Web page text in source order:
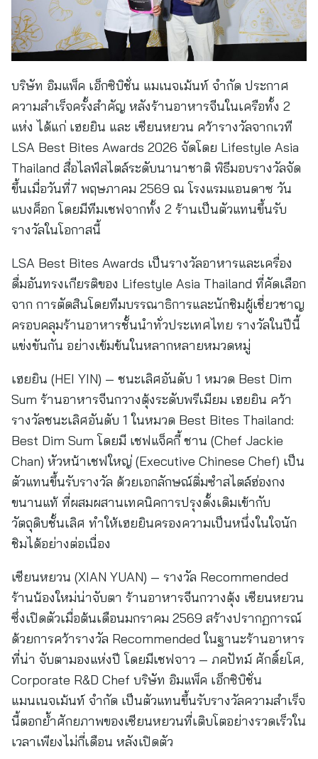
บริษัท อิมแพ็ค เอ็กซิบิชั่น แมเนจเม้นท์ จำกัด ประกาศ
ความสำเร็จครั้งสำคัญ หลังร้านอาหารจีนในเครือทั้ง 2
แห่ง ได้แก่ เฮยยิน และ เซียนหยวน คว้ารางวัลจากเวที
LSA Best Bites Awards 2026 จัดโดย Lifestyle Asia
Thailand สื่อไลฟ์สไตล์ระดับนานาชาติ พิธีมอบรางวัลจัด
ขึ้นเมื่อวันที่7 พฤษภาคม 2569 ณ โรงแรมแอนดาซ วัน
แบงค็อก โดยมีทีมเชฟจากทั้ง 2 ร้านเป็นตัวแทนขึ้นรับ
รางวัลในโอกาสนี้
LSA Best Bites Awards เป็นรางวัลอาหารและเครื่อง
ดื่มอันทรงเกียรติของ Lifestyle Asia Thailand ที่คัดเลือก
จาก การตัดสินโดยทีมบรรณาธิการและนักชิมผู้เชี่ยวชาญ
ครอบคลุมร้านอาหารชั้นนำทั่วประเทศไทย รางวัลในปีนี้
แข่งขันกัน อย่างเข้มข้นในหลากหลายหมวดหมู่
เฮยยิน (HEI YIN) — ชนะเลิศอันดับ 1 หมวด Best Dim
Sum ร้านอาหารจีนกวางตุ้งระดับพรีเมียม เฮยยิน คว้า
รางวัลชนะเลิศอันดับ 1 ในหมวด Best Bites Thailand:
Best Dim Sum โดยมี เชฟแจ็คกี้ ชาน (Chef Jackie
Chan) หัวหน้าเชฟใหญ่ (Executive Chinese Chef) เป็น
ตัวแทนขึ้นรับรางวัล ด้วยเอกลักษณ์ติ่มซำสไตล์ฮ่องกง
ขนานแท้ ที่ผสมผสานเทคนิคการปรุงดั้งเดิมเข้ากับ
วัตถุดิบชั้นเลิศ ทำให้เฮยยินครองความเป็นหนึ่งในใจนัก
ชิมได้อย่างต่อเนื่อง
เซียนหยวน (XIAN YUAN) — รางวัล Recommended
ร้านน้องใหม่น่าจับตา ร้านอาหารจีนกวางตุ้ง เซียนหยวน
ซึ่งเปิดตัวเมื่อต้นเดือนมกราคม 2569 สร้างปรากฏการณ์
ด้วยการคว้ารางวัล Recommended ในฐานะร้านอาหาร
ที่น่า จับตามองแห่งปี โดยมีเชฟจาว — ภคปัทม์ ศักดิ์ยโศ,
Corporate R&D Chef บริษัท อิมแพ็ค เอ็กซิบิชั่น
แมนเนจเม้นท์ จำกัด เป็นตัวแทนขึ้นรับรางวัลความสำเร็จ
นี้ตอกย้ำศักยภาพของเซียนหยวนที่เติบโตอย่างรวดเร็วใน
เวลาเพียงไม่กี่เดือน หลังเปิดตัว